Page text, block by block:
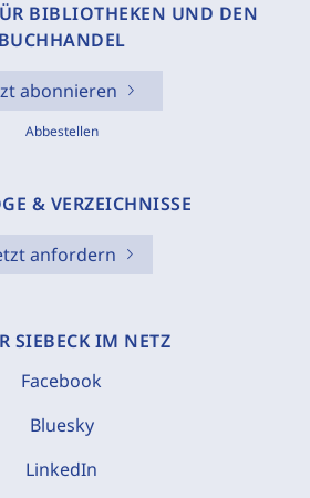
BIBLIOTHEKEN UND DEN
BUCHHANDEL
abonnieren
Abbestellen
& VERZEICHNISSE
anfordern
SIEBECK IM NETZ
Facebook
Bluesky
LinkedIn